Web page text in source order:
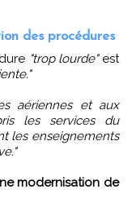
des procédures
"trop lourde"est
aériennes et aux
les services du
les enseignements
modernisation de